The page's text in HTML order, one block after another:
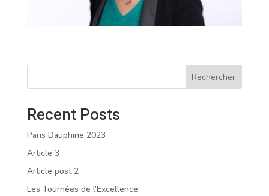
Rechercher
Recent Posts
Paris Dauphine 2023
Article 3
Article post 2
Les Tournées de l’Excellence